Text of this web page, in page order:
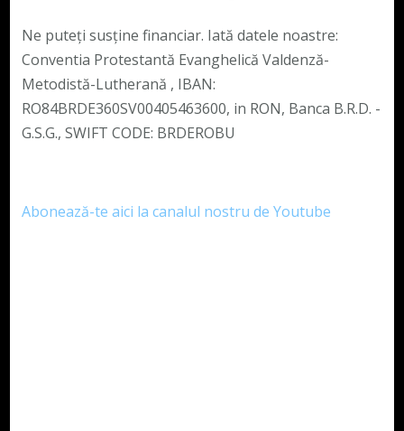
Ne puteți susține financiar. Iată datele noastre:
Conventia Protestantă Evanghelică Valdenză-
Metodistă-Lutherană , IBAN:
RO84BRDE360SV00405463600, in RON, Banca B.R.D. -
G.S.G., SWIFT CODE: BRDEROBU
Abonează-te aici la canalul nostru de Youtube